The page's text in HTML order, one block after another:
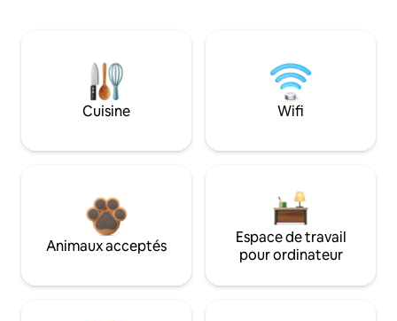
Cuisine Wifi
Animaux acceptés
Espace de travail
pour ordinateur